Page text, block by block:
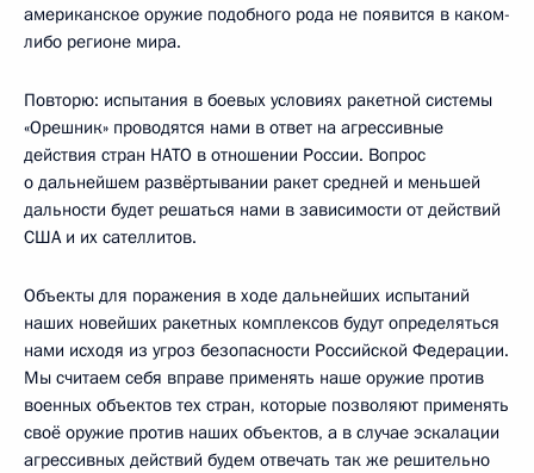
американское оружие подобного рода не появится в каком-
либо регионе мира.
Повторю: испытания в боевых условиях ракетной системы
«Орешник» проводятся нами в ответ на агрессивные
действия стран НАТО в отношении России. Вопрос
о дальнейшем развёртывании ракет средней и меньшей
дальности будет решаться нами в зависимости от действий
США и их сателлитов.
Объекты для поражения в ходе дальнейших испытаний
наших новейших ракетных комплексов будут определяться
нами исходя из угроз безопасности Российской Федерации.
Мы считаем себя вправе применять наше оружие против
военных объектов тех стран, которые позволяют применять
своё оружие против наших объектов, а в случае эскалации
агрессивных действий будем отвечать так же решительно